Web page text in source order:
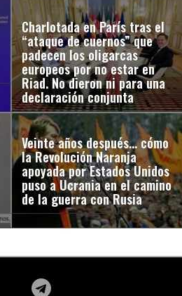
Charlotada en París tras el
“ataque de cuernos” que
padecen los oligarcas
europeos por no estar en
Riad. No dieron ni para una
declaración conjunta
Veinte años después… cómo
la Revolución Naranja
apoyada por Estados Unidos
puso a Ucrania en el camino
de la guerra con Rusia